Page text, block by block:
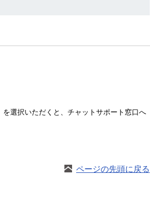
を選択いただくと、チャットサポート窓口へ
ページの先頭に戻る